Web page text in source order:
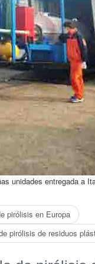
unidades entregada a
pirólisis en Europa
pirólisis de residuos